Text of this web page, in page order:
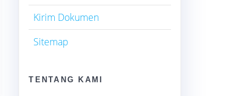
Kirim Dokumen
Sitemap
TENTANG KAMI